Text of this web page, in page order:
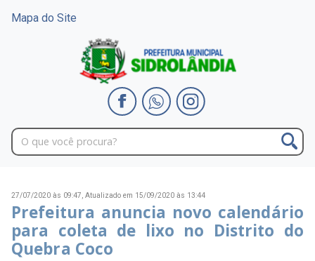
Mapa do Site
27/07/2020 às 09:47, Atualizado em 15/09/2020 às 13:44
Prefeitura anuncia novo calendário
para coleta de lixo no Distrito do
Quebra Coco